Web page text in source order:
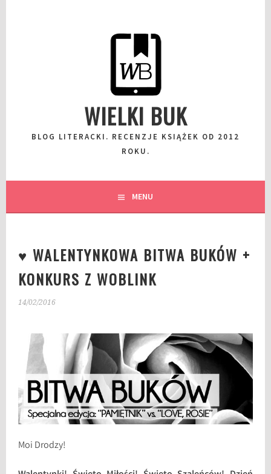
WIELKI BUK
BLOG LITERACKI. RECENZJE KSIĄŻEK OD 2012
ROKU.
MENU
♥ WALENTYNKOWA BITWA BUKÓW +
KONKURS Z WOBLINK
14/02/2016
Moi Drodzy!